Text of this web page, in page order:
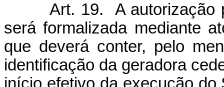
Art. 19. A autorização
será formalizada mediante
que deverá conter, pelo
identificação da geradora